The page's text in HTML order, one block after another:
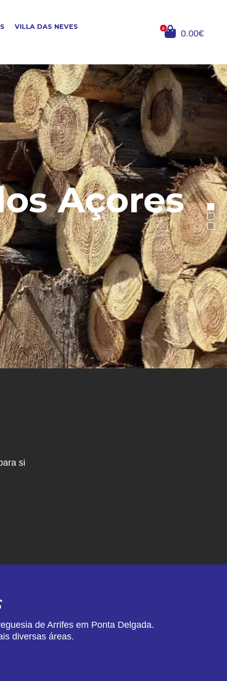
VILLA DAS NEVES 0 0.00€
Açores
si
de Arrifes em Ponta Delgada.
diversas áreas.